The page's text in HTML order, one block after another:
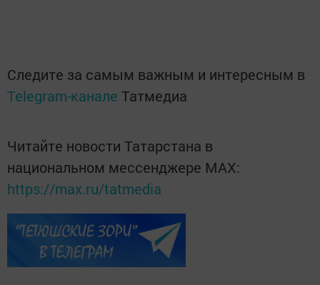
Следите за самым важным и интересным в
Telegram-канале Татмедиа
Читайте новости Татарстана в
национальном мессенджере MАХ:
https://max.ru/tatmedia